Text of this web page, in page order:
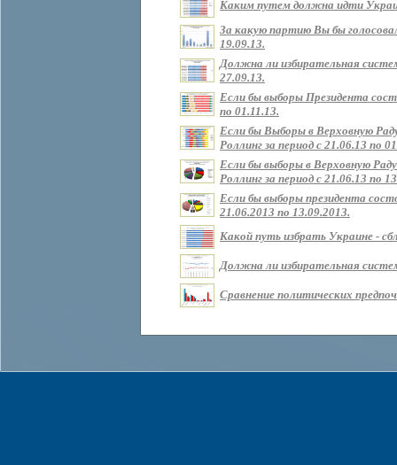
Каким путем должна идти
За какую партию Вы бы
19.09.13.
Должна ли избирательная
27.09.13.
Если бы выборы Президента
по 01.11.13.
Если бы Выборы в Верховную
Роллинг за период с 21.06.13 по
Если бы выборы в Верховную
Роллинг за период с 21.06.13 по
Если бы выборы президента
21.06.2013 по 13.09.2013.
Какой путь избрать Украине -
Должна ли избирательная
Сравнение политических